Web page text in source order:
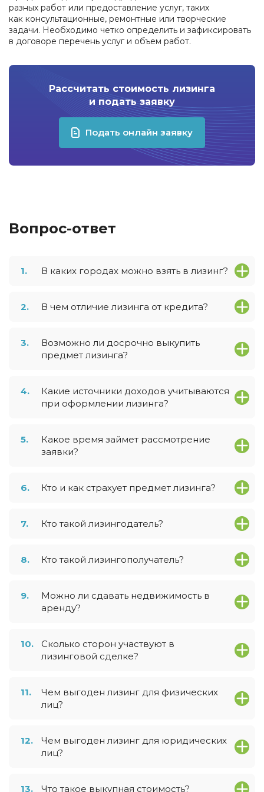
разных работ или предоставление услуг, таких
как консультационные, ремонтные или творческие
задачи. Необходимо четко определить и зафиксировать
в договоре перечень услуг и объем работ.
Рассчитать стоимость лизинга
и подать заявку
Подать онлайн заявку
Вопрос-ответ
1. В каких городах можно взять в лизинг?
2. В чем отличие лизинга от кредита?
3.
Возможно ли досрочно выкупить
предмет лизинга?
4.
Какие источники доходов учитываются
при оформлении лизинга?
5.
Какое время займет рассмотрение
заявки?
6. Кто и как страхует предмет лизинга?
7. Кто такой лизингодатель?
8. Кто такой лизингополучатель?
9.
Можно ли сдавать недвижимость в
аренду?
10.
Сколько сторон участвуют в
лизинговой сделке?
11.
Чем выгоден лизинг для физических
лиц?
12.
Чем выгоден лизинг для юридических
лиц?
13. Что такое выкупная стоимость?